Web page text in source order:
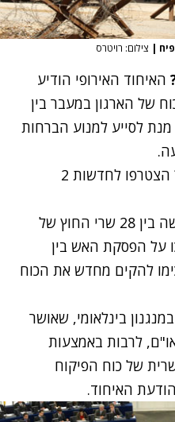
| צילום: רויטרס
האיחוד האירופי הודיע
של הארגון במעבר בין
לסייע למנוע הברחות
רוצים לקבל עדכונים נוספים? הצטרפו לחדשות 2
אתמול התקיימה בבריסל פגישה בין 28 שרי החוץ של
על הפסקת האש בין
להקים מחדש את הכוח
בינלאומי, שאושר
לרבות באמצעות
של כוח הפיקוח
האיחוד.